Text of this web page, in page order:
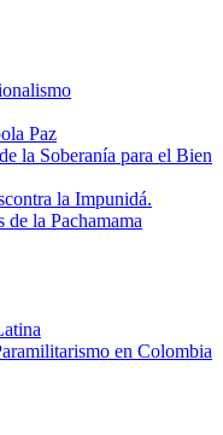
Paz
la Soberanía para el Bien
la Impunidá.
la Pachamama
en Colombia